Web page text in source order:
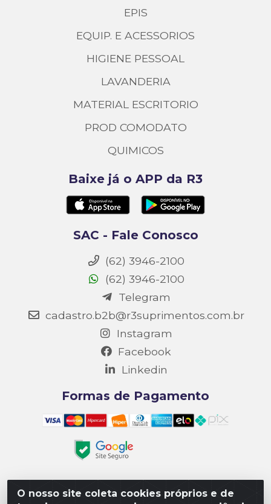
O nosso site coleta cookies próprios e de
EPIS
EQUIP. E ACESSORIOS
HIGIENE PESSOAL
LAVANDERIA
MATERIAL ESCRITORIO
PROD COMODATO
QUIMICOS
Baixe já o APP da R3
SAC - Fale Conosco
(62) 3946-2100
(62) 3946-2100
Telegram
cadastro.b2b@r3suprimentos.com.br
Instagram
Facebook
Linkedin
Formas de Pagamento
Matriz R3 Suprimentos - Rua 14, Polo Empresarial Goiás